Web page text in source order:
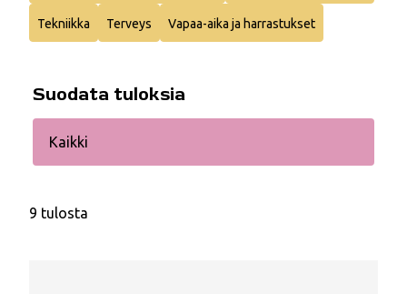
Tekniikka Terveys Vapaa-aika ja harrastukset
Suodata tuloksia
Kaikki
9 tulosta